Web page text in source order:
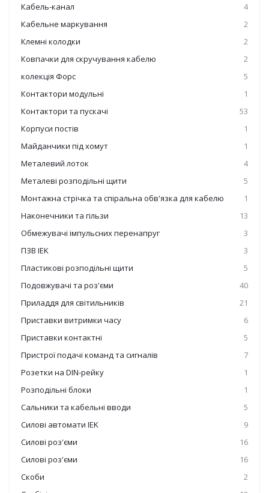
Кабель-канал
4
Кабельне маркування
2
Клемні колодки
2
Ковпачки для скручування кабелю
2
колекція Форс
5
Контактори модульні
1
Контактори та пускачі
53
Корпуси постів
1
Майданчики під хомут
1
Металевий лоток
4
Металеві розподільні щити
5
Монтажна стрічка та спіральна обв'язка для кабелю
1
Наконечники та гільзи
13
Обмежувачі імпульсних перенапруг
3
ПЗВ IEK
3
Пластикові розподільні щити
5
Подовжувачі та роз'єми
40
Приладдя для світильників
21
Приставки витримки часу
6
Приставки контактні
5
Пристрої подачі команд та сигналів
7
Розетки на DIN-рейку
1
Розподільні блоки
1
Сальники та кабельні вводи
5
Силові автомати IEK
9
Силові роз'єми
16
Силові роз'єми
16
Скоби
2